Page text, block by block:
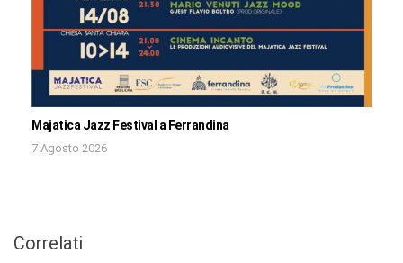
Majatica Jazz Festival a Ferrandina
7 Agosto 2026
Correlati